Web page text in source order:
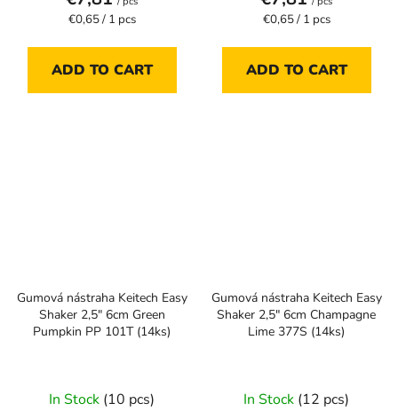
Measure
€0,65 / 1 pcs
ADD TO CART
Measure
€0,65 / 1 pcs
ADD TO CART
Gumová nástraha Keitech Easy
Shaker 2,5" 6cm Green
Pumpkin PP 101T (14ks)
In Stock (10 pcs)
Gumová nástraha Keitech Easy
Shaker 2,5" 6cm Champagne
Lime 377S (14ks)
In Stock (12 pcs)